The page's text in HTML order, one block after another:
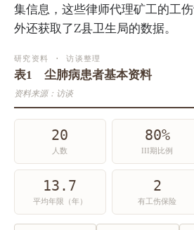
集信息，这些律师代理矿工的工
外还获取了Z县卫生局的数据。
研究资料 · 访谈整理
表1 尘肺病患者基本资料
资料来源：访谈
20
人数
80%
III期比例
13.7
平均年限（年）
2
有工伤保险